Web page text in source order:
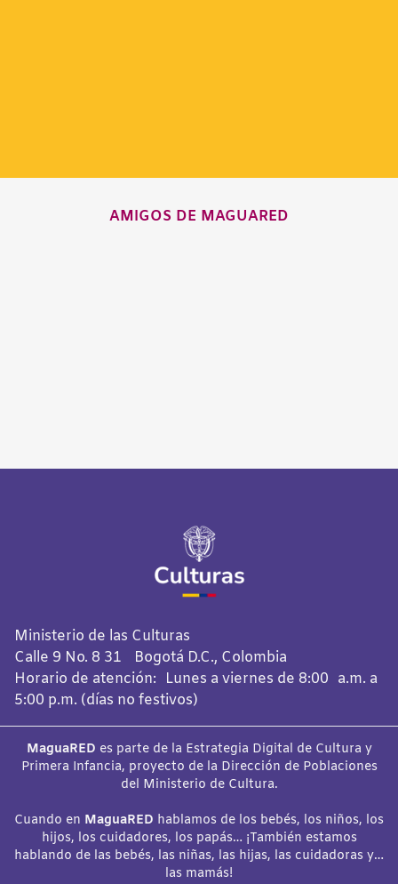
AMIGOS DE MAGUARED
Ministerio de las Culturas
Calle 9 No. 8 31 Bogotá D.C., Colombia
Horario de atención: Lunes a viernes de 8:00 a.m. a
5:00 p.m. (días no festivos)
MaguaRED es parte de la Estrategia Digital de Cultura y
Primera Infancia, proyecto de la Dirección de Poblaciones
del Ministerio de Cultura.
Cuando en MaguaRED hablamos de los bebés, los niños, los
hijos, los cuidadores, los papás… ¡También estamos
hablando de las bebés, las niñas, las hijas, las cuidadoras y…
las mamás!